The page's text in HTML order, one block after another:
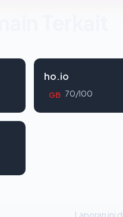
ho.io
GB 70/100
Laporan ini